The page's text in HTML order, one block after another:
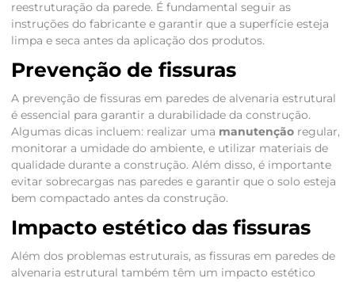
reestruturação da parede. É fundamental seguir as
instruções do fabricante e garantir que a superfície esteja
limpa e seca antes da aplicação dos produtos.
Prevenção de fissuras
A prevenção de fissuras em paredes de alvenaria estrutural
é essencial para garantir a durabilidade da construção.
Algumas dicas incluem: realizar uma manutençãoregular,
monitorar a umidade do ambiente, e utilizar materiais de
qualidade durante a construção. Além disso, é importante
evitar sobrecargas nas paredes e garantir que o solo esteja
bem compactado antes da construção.
Impacto estético das fissuras
Além dos problemas estruturais, as fissuras em paredes de
alvenaria estrutural também têm um impacto estético